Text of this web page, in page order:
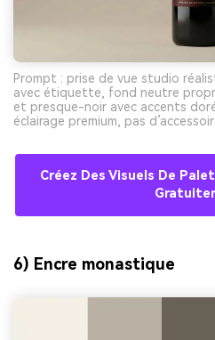
Prompt : prise de vue studio
avec étiquette, fond neutre
et presque-noir avec accents
éclairage premium, pas
Créez Des Visuels De
6) Encre monastique